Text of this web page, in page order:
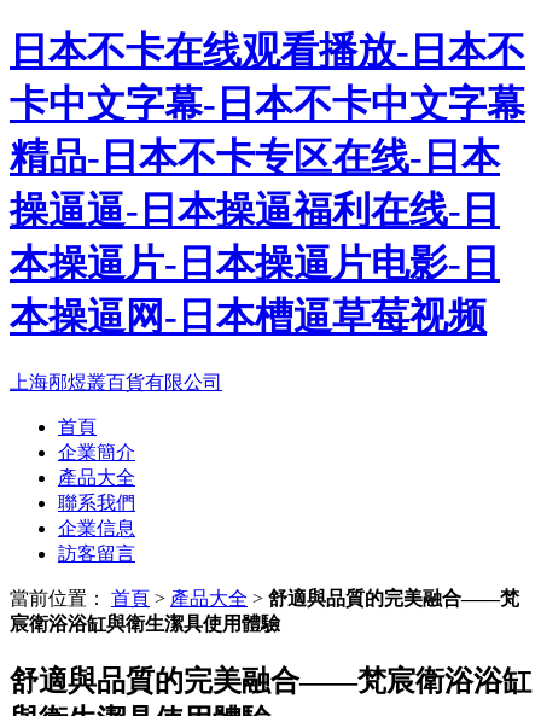
日本不卡在线观看播放-日本不
卡中文字幕-日本不卡中文字幕
精品-日本不卡专区在线-日本
操逼逼-日本操逼福利在线-日
本操逼片-日本操逼片电影-日
本操逼网-日本槽逼草莓视频
上海邴煜叢百貨有限公司
首頁
企業簡介
產品大全
聯系我們
企業信息
訪客留言
當前位置： 首頁 > 產品大全 > 舒適與品質的完美融合——梵
宸衛浴浴缸與衛生潔具使用體驗
舒適與品質的完美融合——梵宸衛浴浴缸